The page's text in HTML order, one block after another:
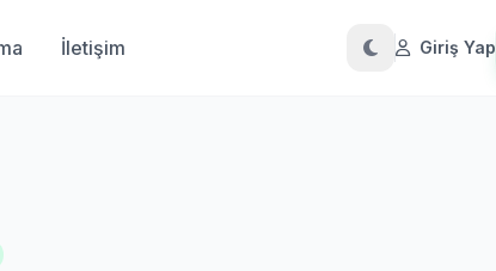
İletişim Giriş Yap